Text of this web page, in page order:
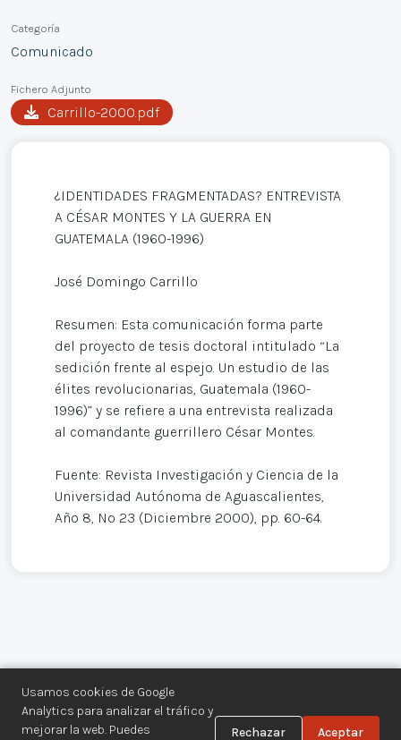
Usamos cookies de Google
Analytics para analizar el tráfico y
mejorar la web. Puedes
Rechazar Aceptar
Categoría
Comunicado
Fichero Adjunto
Carrillo-2000.pdf
¿IDENTIDADES FRAGMENTADAS? ENTREVISTA
A CÉSAR MONTES Y LA GUERRA EN
GUATEMALA (1960-1996)
José Domingo Carrillo
Resumen: Esta comunicación forma parte
del proyecto de tesis doctoral intitulado “La
sedición frente al espejo. Un estudio de las
élites revolucionarias, Guatemala (1960-
1996)” y se refiere a una entrevista realizada
al comandante guerrillero César Montes.
Fuente: Revista Investigación y Ciencia de la
Universidad Autónoma de Aguascalientes,
Año 8, Nº 23 (Diciembre 2000), pp. 60-64.
Centro de Documentación de los